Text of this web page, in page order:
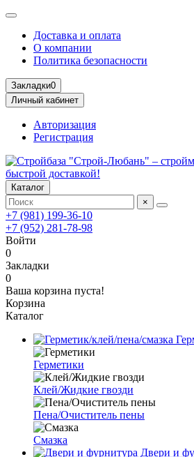
Доставка и оплата
О компании
Политика безопасности
Закладки0
Личный кабинет
Авторизация
Регистрация
Каталог
×
+7 (981) 199-36-10
+7 (952) 281-78-98
Войти
0
Закладки
0
Ваша корзина пуста!
Корзина
Каталог
Герметики
Клей/Жидкие гвозди
Пена/Очиститель пены
Смазка
Двери и